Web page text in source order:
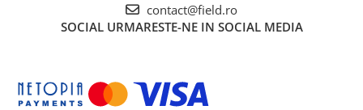
contact@field.ro
SOCIAL URMARESTE-NE IN SOCIAL MEDIA